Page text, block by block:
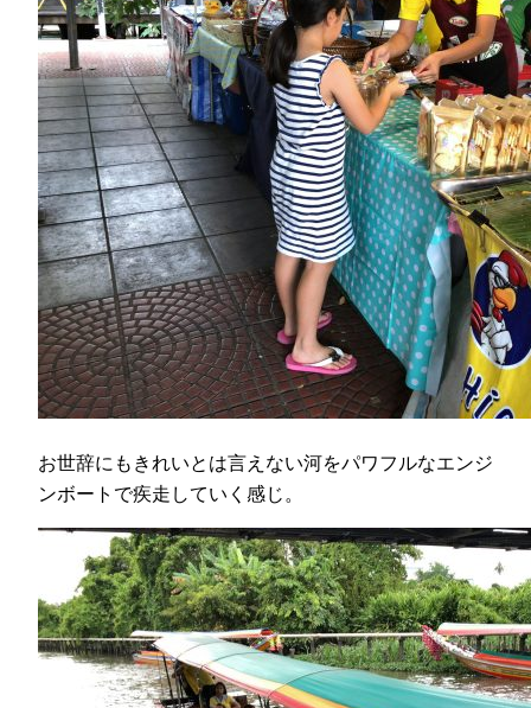
お世辞にもきれいとは言えない河をパワフルなエンジ
ンボートで疾走していく感じ。